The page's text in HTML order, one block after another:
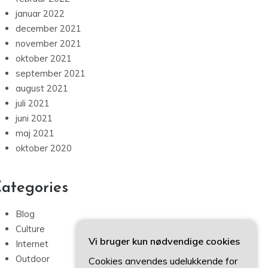
januar 2022
december 2021
november 2021
oktober 2021
september 2021
august 2021
juli 2021
juni 2021
maj 2021
oktober 2020
Blog
Culture
Internet
Outdoor
Vi bruger kun nødvendige cookies
Cookies anvendes udelukkende for